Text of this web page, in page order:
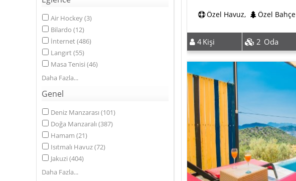
Air Hockey(3)
Bilardo (12)
İnternet(486)
Langırt(55)
Masa Tenisi (46)
Daha Fazla
Genel
Deniz Manzarası (101)
Doğa Manzaralı (387)
Hamam (21)
Isıtmalı Havuz(72)
Jakuzi (404)
Daha Fazla
Özel Havuz, Özel Bahçe
4Kişi 2 Oda